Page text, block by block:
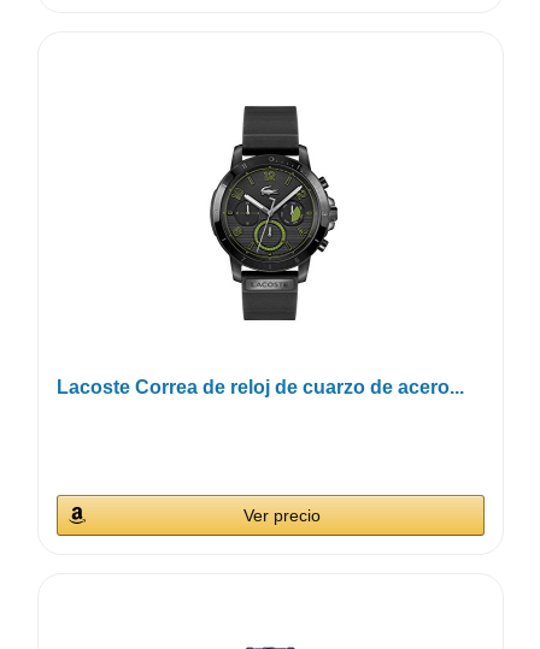
Lacoste Correa de reloj de cuarzo de acero...
Ver precio